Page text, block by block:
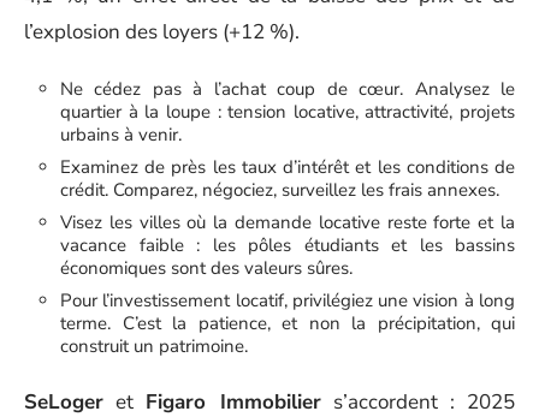
l’explosion des loyers (+12 %).
Ne cédez pas à l’achat coup de cœur. Analysez le
quartier à la loupe : tension locative, attractivité, projets
urbains à venir.
Examinez de près les taux d’intérêt et les conditions de
crédit. Comparez, négociez, surveillez les frais annexes.
Visez les villes où la demande locative reste forte et la
vacance faible : les pôles étudiants et les bassins
économiques sont des valeurs sûres.
Pour l’investissement locatif, privilégiez une vision à long
terme. C’est la patience, et non la précipitation, qui
construit un patrimoine.
SeLoger et Figaro Immobiliers’accordent : 2025